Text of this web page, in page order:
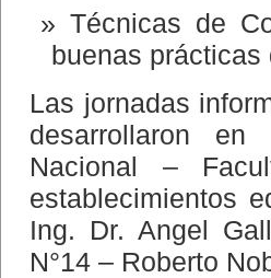
Técnicas de
buenas prácticas
Las jornadas
desarrollaron en
Nacional –
establecimientos
Ing. Dr. Angel
N°14 – Roberto